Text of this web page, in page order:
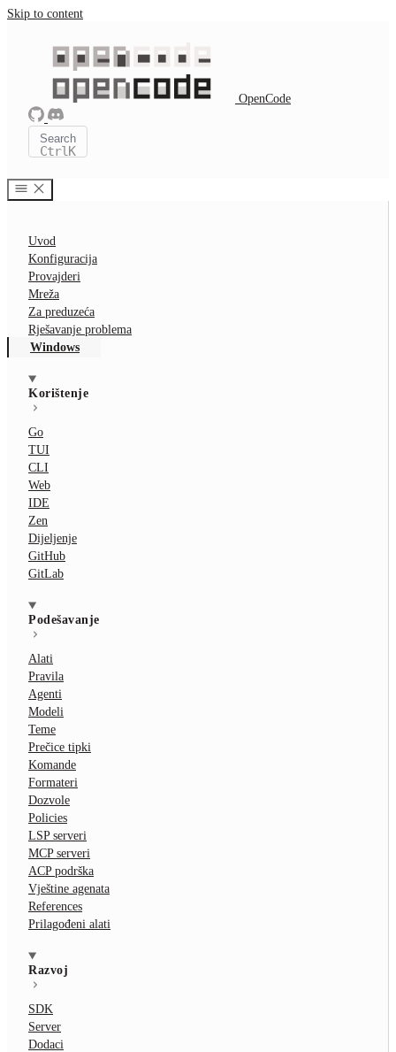
Skip to content
OpenCode
Search
CtrlK
Uvod
Konfiguracija
Provajderi
Mreža
Za preduzeća
Rješavanje problema
Windows
Korištenje
Go
TUI
CLI
Web
IDE
Zen
Dijeljenje
GitHub
GitLab
Podešavanje
Alati
Pravila
Agenti
Modeli
Teme
Prečice tipki
Komande
Formateri
Dozvole
Policies
LSP serveri
MCP serveri
ACP podrška
Vještine agenata
References
Prilagođeni alati
Razvoj
SDK
Server
Dodaci